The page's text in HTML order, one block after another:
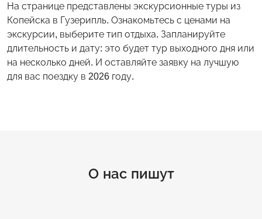
На странице представлены экскурсионные туры из
Копейска в Гузерипль. Ознакомьтесь с ценами на
экскурсии, выберите тип отдыха. Запланируйте
длительность и дату: это будет тур выходного дня или
на несколько дней. И оставляйте заявку на лучшую
для вас поездку в 2026 году.
О нас пишут